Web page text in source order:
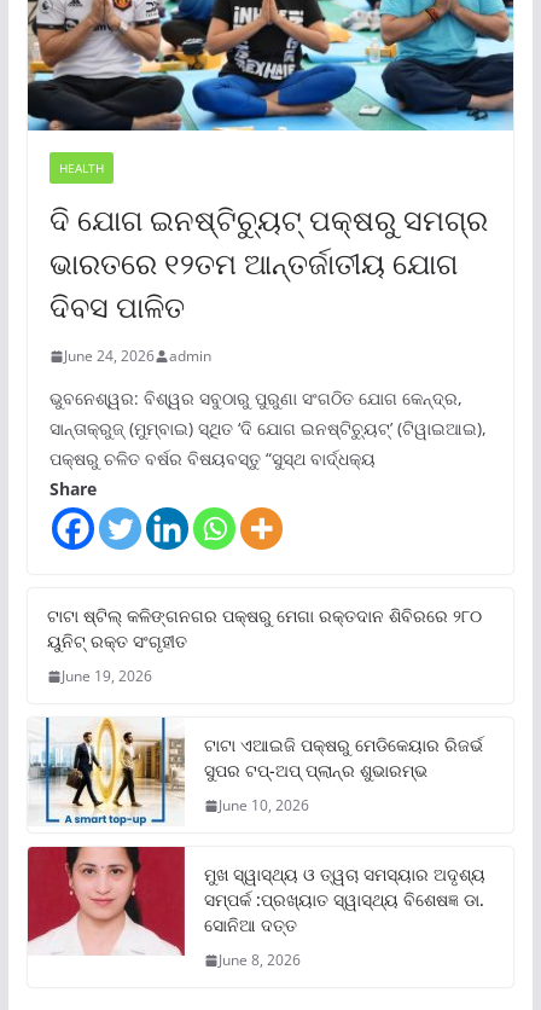
HEALTH
ଦି ଯୋଗ ଇନଷ୍ଟିଚ୍ୟୁଟ୍ ପକ୍ଷରୁ ସମଗ୍ର
ଭାରତରେ ୧୨ତମ ଆନ୍ତର୍ଜାତୀୟ ଯୋଗ
ଦିବସ ପାଳିତ
June 24, 2026 admin
ଭୁବନେଶ୍ୱର: ବିଶ୍ୱର ସବୁଠାରୁ ପୁରୁଣା ସଂଗଠିତ ଯୋଗ କେନ୍ଦ୍ର,
ସାନ୍ତାକ୍ରୁଜ୍ (ମୁମ୍ବାଇ) ସ୍ଥିତ ‘ଦି ଯୋଗ ଇନଷ୍ଟିଚ୍ୟୁଟ୍‌’ (ଟିୱାଇଆଇ),
ପକ୍ଷରୁ ଚଳିତ ବର୍ଷର ବିଷୟବସ୍ତୁ “ସୁସ୍ଥ ବାର୍ଦ୍ଧକ୍ୟ
Share
ଟାଟା ଷ୍ଟିଲ୍‌ କଳିଙ୍ଗନଗର ପକ୍ଷରୁ ମେଗା ରକ୍ତଦାନ ଶିବିରରେ ୨୮୦
ୟୁନିଟ୍‌ ରକ୍ତ ସଂଗୃହୀତ
June 19, 2026
ଟାଟା ଏଆଇଜି ପକ୍ଷରୁ ମେଡିକେୟାର ରିଜର୍ଭ
ସୁପର ଟପ୍‌-ଅପ୍ ପ୍ଲାନ୍‌ର ଶୁଭାରମ୍ଭ
June 10, 2026
ମୁଖ ସ୍ୱାସ୍ଥ୍ୟ ଓ ତ୍ୱଚା ସମସ୍ୟାର ଅଦୃଶ୍ୟ
ସମ୍ପର୍କ :ପ୍ରଖ୍ୟାତ ସ୍ୱାସ୍ଥ୍ୟ ବିଶେଷଜ୍ଞ ଡା.
ସୋନିଆ ଦତ୍ତ
June 8, 2026